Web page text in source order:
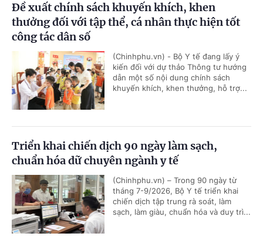
Đề xuất chính sách khuyến khích, khen
thưởng đối với tập thể, cá nhân thực hiện tốt
công tác dân số
(Chinhphu.vn) - Bộ Y tế đang lấy ý
kiến đối với dự thảo Thông tư hướng
dẫn một số nội dung chính sách
khuyến khích, khen thưởng, hỗ trợ...
Triển khai chiến dịch 90 ngày làm sạch,
chuẩn hóa dữ chuyên ngành y tế
(Chinhphu.vn) – Trong 90 ngày từ
tháng 7-9/2026, Bộ Y tế triển khai
chiến dịch tập trung rà soát, làm
sạch, làm giàu, chuẩn hóa và duy trì...